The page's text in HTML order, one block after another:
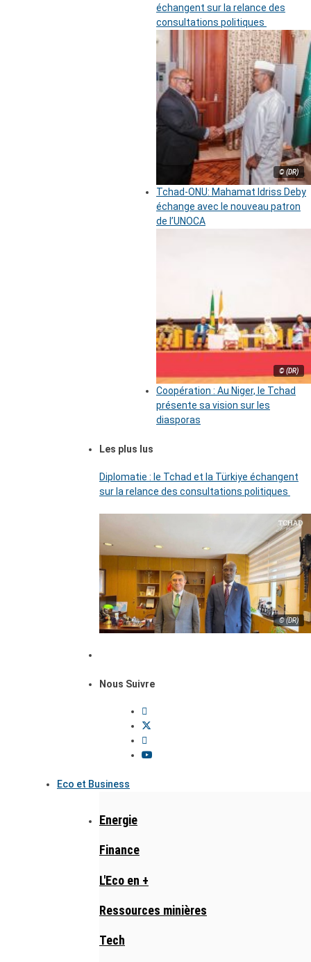
échangent sur la relance des
consultations politiques
© (DR)
Tchad-ONU: Mahamat Idriss Deby
échange avec le nouveau patron
de l’UNOCA
© (DR)
Coopération : Au Niger, le Tchad
présente sa vision sur les
diasporas
Les plus lus
Diplomatie : le Tchad et la Türkiye échangent
sur la relance des consultations politiques
© (DR)
Nous Suivre
Eco et Business
Energie
Finance
L'Eco en +
Ressources minières
Tech